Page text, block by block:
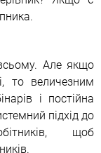
Але якщо
то величезним
і постійна
підхід до
щоб